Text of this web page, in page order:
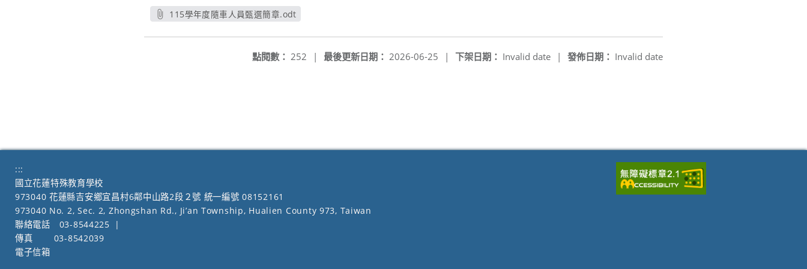
115學年度隨車人員甄選簡章.odt
發佈日期： Invalid date
下架日期： Invalid date |
最後更新日期： 2026-06-25 |
點閱數： 252 |
:::
國立花蓮特殊教育學校
973040 花蓮縣吉安鄉宜昌村6鄰中山路2段２號 統一編號 08152161
973040 No. 2, Sec. 2, Zhongshan Rd., Ji’an Township, Hualien County 973, Taiwan
聯絡電話
03-8544225
|
傳真
03-8542039
電子信箱